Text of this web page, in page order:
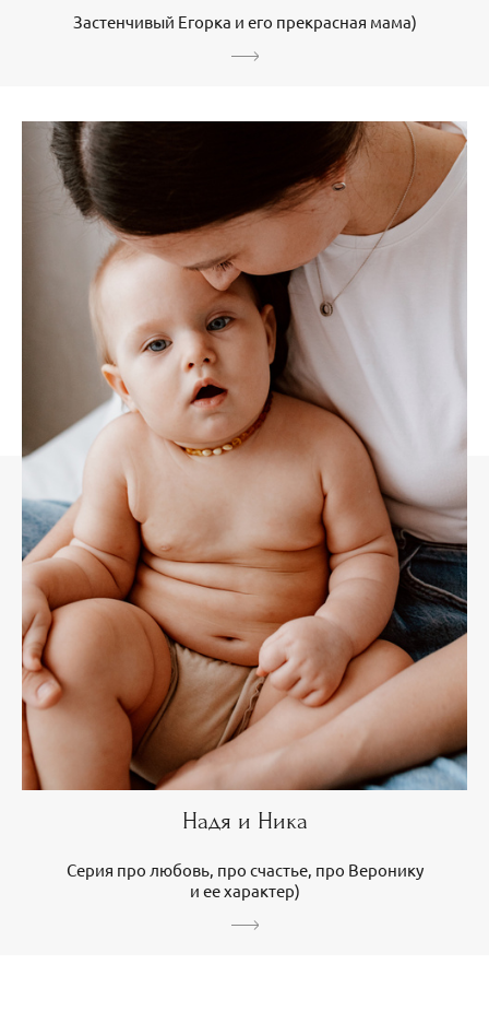
Застенчивый Егорка и его прекрасная мама)
Надя и Ника
Серия про любовь, про счастье, про Веронику
и ее характер)